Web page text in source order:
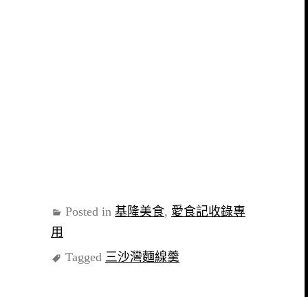
Posted in 基隆美食, 愛食記收錄專
用
Tagged 三沙灣麵線羹